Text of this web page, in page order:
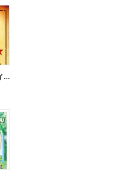
いつでもお買い得! ソフトパックティッシュ